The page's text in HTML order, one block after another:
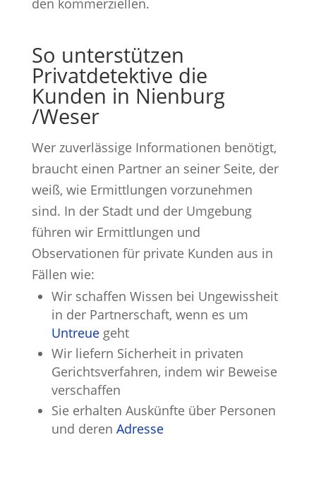
So unterstützen
Privatdetektive die
Kunden in Nienburg
/Weser
Wer zuverlässige Informationen benötigt,
braucht einen Partner an seiner Seite, der
weiß, wie Ermittlungen vorzunehmen
sind. In der Stadt und der Umgebung
führen wir Ermittlungen und
Observationen für private Kunden aus in
Fällen wie:
Wir schaffen Wissen bei Ungewissheit
in der Partnerschaft, wenn es um
Untreuegeht
Wir liefern Sicherheit in privaten
Gerichtsverfahren, indem wir Beweise
verschaffen
Sie erhalten Auskünfte über Personen
und deren Adresse